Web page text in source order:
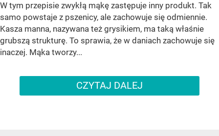
W tym przepisie zwykłą mąkę zastępuje inny produkt. Tak
samo powstaje z pszenicy, ale zachowuje się odmiennie.
Kasza manna, nazywana też grysikiem, ma taką właśnie
grubszą strukturę. To sprawia, że w daniach zachowuje się
inaczej. Mąka tworzy...
CZYTAJ DALEJ